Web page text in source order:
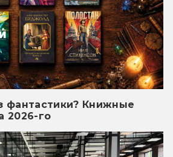
фантастики? Книжные
2026-го